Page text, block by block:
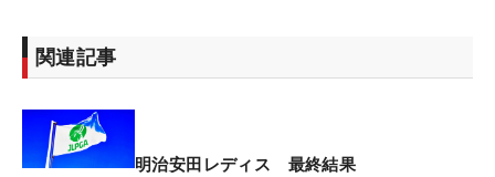
関連記事
明治安田レディス 最終結果